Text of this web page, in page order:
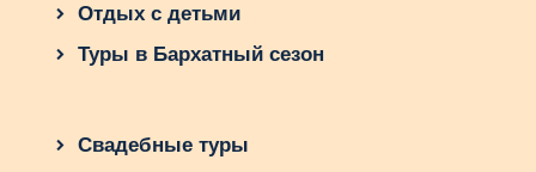
Отдых с детьми
Туры в Бархатный сезон
Свадебные туры